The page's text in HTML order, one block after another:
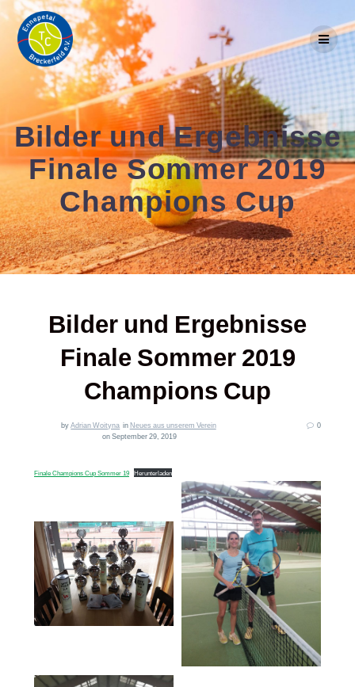
Bilder und Ergebnisse
Finale Sommer 2019
Champions Cup
Bilder und Ergebnisse
Finale Sommer 2019
Champions Cup
byAdrian Woityna inNeues aus unserem Verein
on September 29, 2019
0
Finale Champions Cup Sommer 19 Herunterladen